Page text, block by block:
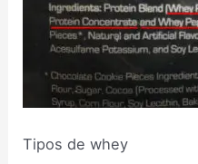
Tipos de whey